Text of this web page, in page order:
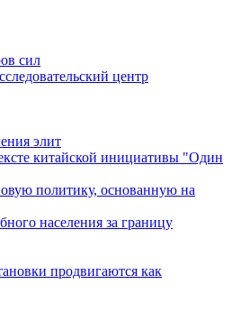
сил
центр
элит
китайской инициативы "Один
политику, основанную на
населения за границу
продвигаются как